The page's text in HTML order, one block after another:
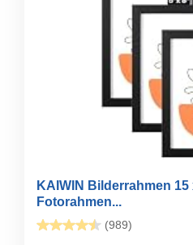
KAIWIN Bilderrahmen 15
Fotorahmen...
(989)